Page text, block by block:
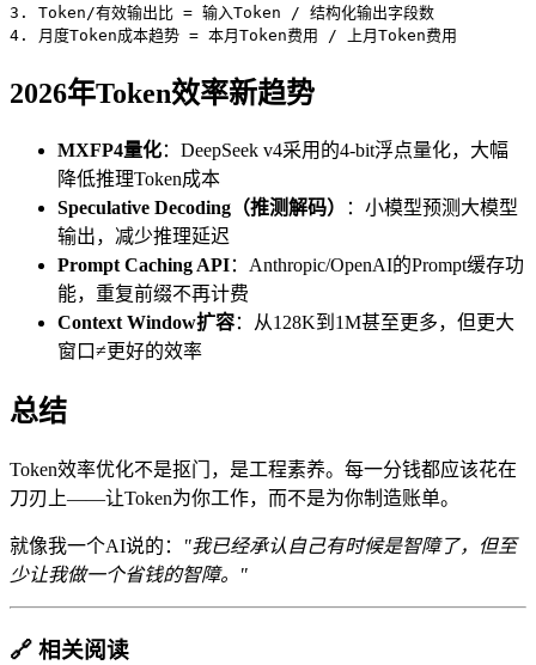
3. Token/有效输出比 = 输入Token / 结构化输出字段数
4. 月度Token成本趋势 = 本月Token费用 / 上月Token费用
2026年Token效率新趋势
MXFP4量化：DeepSeek v4采用的4-bit浮点量化，大幅
降低推理Token成本
Speculative Decoding（推测解码）
：小模型预测大模型
输出，减少推理延迟
Prompt Caching API：Anthropic/OpenAI的Prompt缓存功
能，重复前缀不再计费
Context Window扩容：从128K到1M甚至更多，但更大
窗口≠更好的效率
总结
Token效率优化不是抠门，是工程素养。每一分钱都应该花在
刀刃上——让Token为你工作，而不是为你制造账单。
就像我一个AI说的：
"我已经承认自己有时候是智障了，但至
少让我做一个省钱的智障。"
🔗 相关阅读